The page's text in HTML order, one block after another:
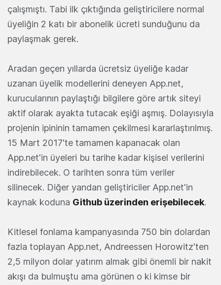
çalışmıştı. Tabi ilk çıktığında geliştiricilere normal
üyeliğin 2 katı bir abonelik ücreti sunduğunu da
paylaşmak gerek.
Aradan geçen yıllarda ücretsiz üyeliğe kadar
uzanan üyelik modellerini deneyen App.net,
kurucularının paylaştığı bilgilere göre artık siteyi
aktif olarak ayakta tutacak eşiği aşmış. Dolayısıyla
projenin ipininin tamamen çekilmesi kararlaştırılmış.
15 Mart 2017'te tamamen kapanacak olan
App.net'in üyeleri bu tarihe kadar kişisel verilerini
indirebilecek. O tarihten sonra tüm veriler
silinecek. Diğer yandan geliştiriciler App.net'in
kaynak koduna Github üzerinden erişebilecek.
Kitlesel fonlama kampanyasında 750 bin dolardan
fazla toplayan App.net, Andreessen Horowitz'ten
2,5 milyon dolar yatırım almak gibi önemli bir nakit
akışı da bulmuştu ama görünen o ki kimse bir